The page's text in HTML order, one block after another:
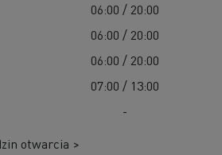
06:00 / 20:00
06:00 / 20:00
06:00 / 20:00
07:00 / 13:00
-
otwarcia >